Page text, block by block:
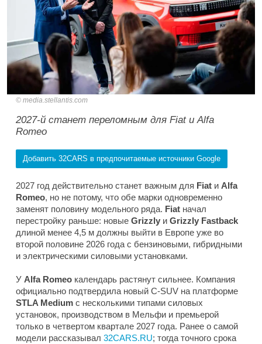
media.stellantis.com
2027-й станет переломным для Fiat и Alfa
Romeo
Добавить 32CARS в предпочитаемые источники Google
2027 год действительно станет важным для Fiat и Alfa
Romeo, но не потому, что обе марки одновременно
заменят половину модельного ряда. Fiat начал
перестройку раньше: новые Grizzly и Grizzly Fastback
длиной менее 4,5 м должны выйти в Европе уже во
второй половине 2026 года с бензиновыми, гибридными
и электрическими силовыми установками.
У Alfa Romeo календарь растянут сильнее. Компания
официально подтвердила новый C-SUV на платформе
STLA Medium с несколькими типами силовых
установок, производством в Мельфи и премьерой
только в четвертом квартале 2027 года. Ранее о самой
модели рассказывал 32CARS.RU; тогда точного срока